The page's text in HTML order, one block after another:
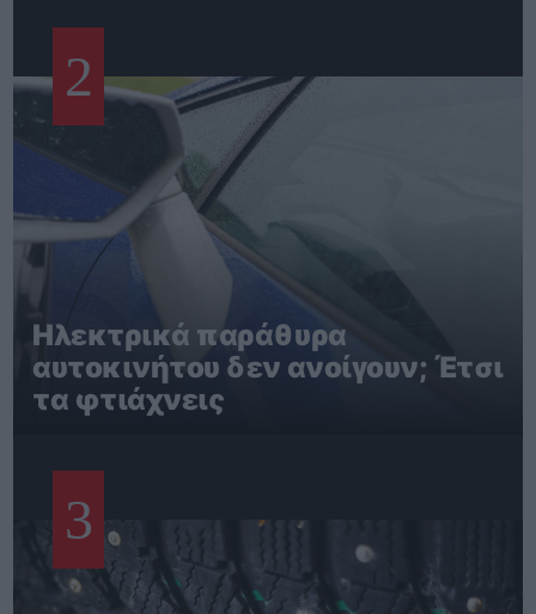
2
Ηλεκτρικά παράθυρα
αυτοκινήτου δεν ανοίγουν; Έτσι
τα φτιάχνεις
3